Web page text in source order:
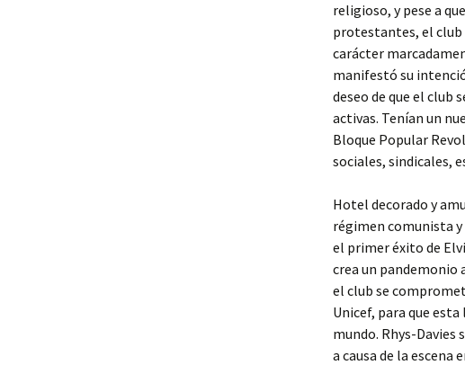
religioso, y pese a
protestantes, el club
carácter
manifestó su
deseo de que el club
activas. Tenían un
Bloque Popular
sociales, sindicales,
Hotel decorado y
régimen comunista y
el primer éxito de
crea un pandemonio
el club se
Unicef, para que
mundo. Rhys-
a causa de la escena